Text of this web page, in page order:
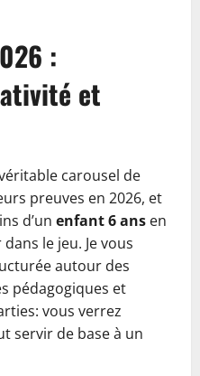
:
et
carousel de
preuves en 2026, et
d’un enfant 6 ans en
le jeu. Je vous
autour des
pédagogiques et
vous verrez
servir de base à un